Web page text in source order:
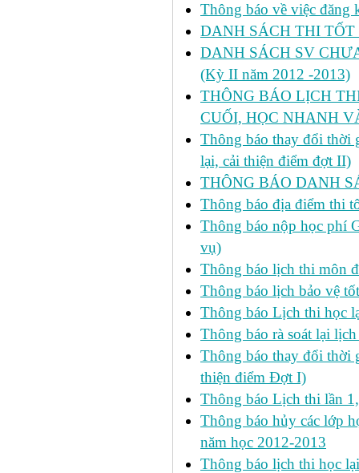
Thông báo về việc
DANH SÁCH THI
DANH SÁCH SV
(Kỳ II năm 2012 -2013)
THÔNG BÁO LỊCH
CUỐI, HỌC NHANH
Thông báo thay đổi thời
lại, cải thiện điểm đợt II)
THÔNG BÁO DANH
Thông báo địa điểm thi
Thông báo nộp học phí
vụ)
Thông báo lịch thi môn
Thông báo lịch bảo vệ
Thông báo Lịch thi học
Thông báo rà soát lại
Thông báo thay đổi thời
thiện điểm Đợt I)
Thông báo Lịch thi lần
Thông báo hủy các lớp
năm học 2012-2013
Thông báo lịch thi học